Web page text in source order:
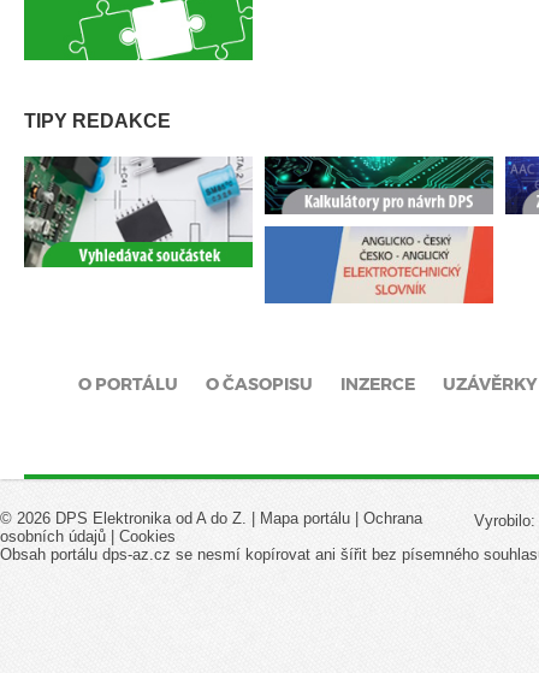
TIPY REDAKCE
O PORTÁLU O ČASOPISU INZERCE UZÁVĚRKY
Vyrobilo:
© 2026 DPS Elektronika od A do Z. | Mapa portálu
Ochrana
osobních údajů
Cookies
Obsah portálu dps-az.cz se nesmí kopírovat ani šířit bez písemného